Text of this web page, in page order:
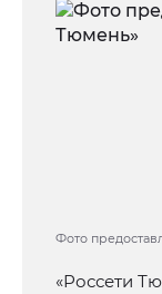
Фото
«Россети